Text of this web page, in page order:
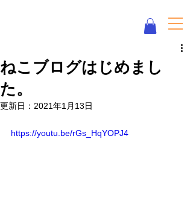
ねこブログはじめまし
た。
更新日： 2021年1月13日
https://youtu.be/rGs_HqYOPJ4